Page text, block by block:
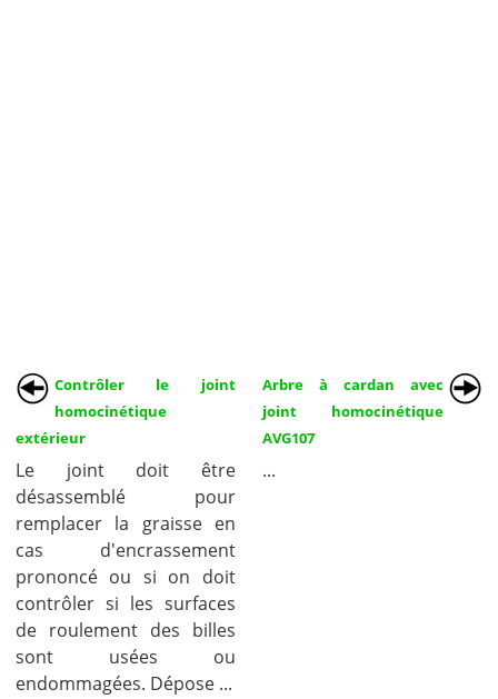
Contrôler le joint
homocinétique
extérieur
Le joint doit être
désassemblé pour
remplacer la graisse en
cas d'encrassement
prononcé ou si on doit
contrôler si les surfaces
de roulement des billes
sont usées ou
endommagées. Dépose ...
Arbre à cardan avec
joint homocinétique
AVG107
...